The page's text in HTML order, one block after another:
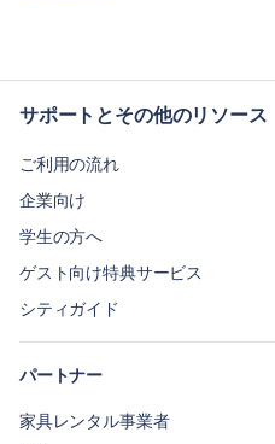
サポートとその他のリソース
ご利用の流れ
企業向け
学生の方へ
ゲスト向け特典サービス
シティガイド
パートナー
家具レンタル事業者